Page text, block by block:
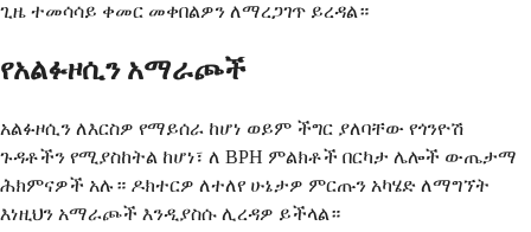
ጊዜ ተመሳሳይ ቀመር መቀበልዎን ለማረጋገጥ ይረዳል።
የአልፉዞሲን አማራጮች
አልፉዞሲን ለእርስዎ የማይሰራ ከሆነ ወይም ችግር ያለባቸው የጎንዮሽ
ጉዳቶችን የሚያስከትል ከሆነ፣ ለ BPH ምልክቶች በርካታ ሌሎች ውጤታማ
ሕክምናዎች አሉ። ዶክተርዎ ለተለየ ሁኔታዎ ምርጡን አካሄድ ለማግኘት
እነዚህን አማራጮች እንዲያስሱ ሊረዳዎ ይችላል።